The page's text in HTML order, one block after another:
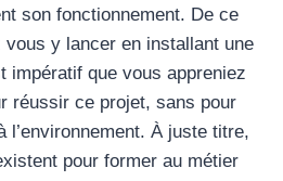
son fonctionnement. De ce
y lancer en installant une
impératif que vous appreniez
réussir ce projet, sans pour
l’environnement. À juste titre,
pour former au métier